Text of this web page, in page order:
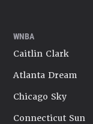
WNBA
Caitlin Clark
Atlanta Dream
Chicago Sky
Connecticut Sun